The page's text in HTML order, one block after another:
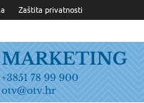
Zaštita privatnosti